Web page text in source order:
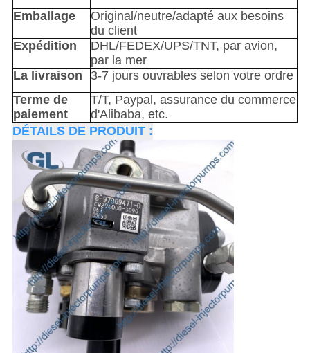
Emballage
Original/neutre/adapté aux besoins
du client
Expédition
DHL/FEDEX/UPS/TNT, par avion,
par la mer
La livraison
3-7 jours ouvrables selon votre ordre
Terme de
paiement
T/T, Paypal, assurance du commerce
d'Alibaba, etc.
DÉTAILS DE PRODUIT :